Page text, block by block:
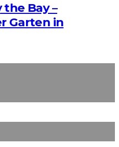
the Bay –
Garten in